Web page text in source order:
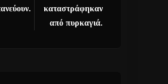
καταστράφηκαν
από πυρκαγιά.